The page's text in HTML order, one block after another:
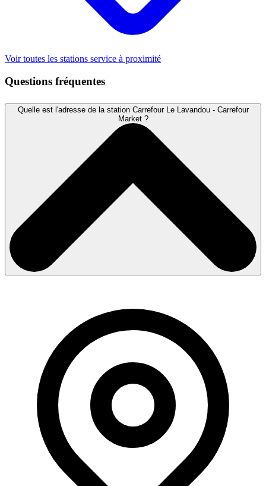
Voir toutes les stations service à proximité
Questions fréquentes
Quelle est l'adresse de la station Carrefour Le Lavandou - Carrefour
Market ?